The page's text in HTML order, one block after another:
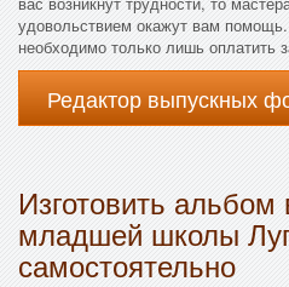
удовольствием окажут вам
необходимо только лишь оплатить
Редактор выпускных
Изготовить альбом
младшей школы
самостоятельно